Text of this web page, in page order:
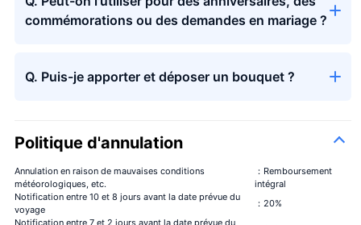
commémorations ou des demandes en mariage ?
Q. Puis-je apporter et déposer un bouquet ?
Politique d'annulation
Annulation en raison de mauvaises conditions
météorologiques, etc.
：Remboursement
intégral
Notification entre 10 et 8 jours avant la date prévue du
voyage
：20%
Notification entre 7 et 2 jours avant la date prévue du